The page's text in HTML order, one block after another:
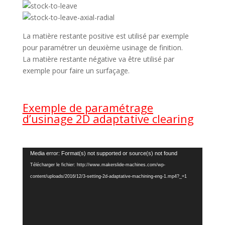
La matière restante positive est utilisé par exemple
pour paramétrer un deuxième usinage de finition.
La matière restante négative va être utilisé par
exemple pour faire un surfaçage.
Exemple de paramétrage
d’usinage 2D adaptative clearing
Lecteur
vidéo
Media error: Format(s) not supported or source(s) not found
Télécharger le fichier: http://www.makerslide-machines.com/wp-
content/uploads/2016/12/3-setting-2d-adaptative-machining-eng-1.mp4?_=1